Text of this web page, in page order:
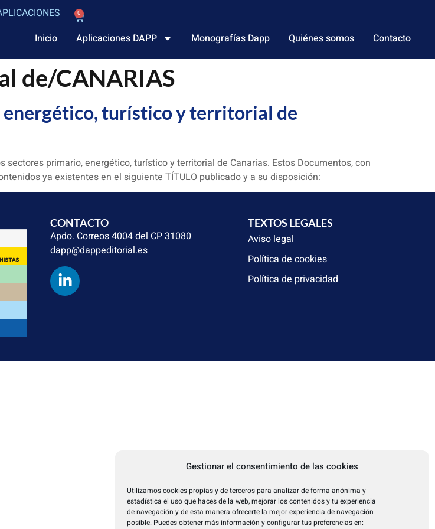
Gestionar el consentimiento de las cookies
Utilizamos cookies propias y de terceros para analizar de forma anónima y
estadística el uso que haces de la web, mejorar los contenidos y tu experiencia
de navegación y de esta manera ofrecerte la mejor experiencia de navegación
posible. Puedes obtener más información y configurar tus preferencias en:
0
Inicio Aplicaciones DAPP Monografías Dapp Quiénes somos Contacto
de/CANARIAS
turístico y territorial de
primario, energético, turístico y territorial de Canarias. Estos Documentos, con
ya existentes en el siguiente TÍTULO publicado y a su disposición:
CONTACTO
Apdo. Correos 4004 del CP 31080
dapp@dappeditorial.es
TEXTOS LEGALES
Aviso legal
Política de cookies
Política de privacidad